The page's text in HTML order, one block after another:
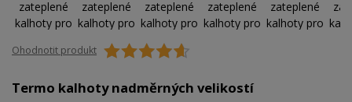
Ohodnotit produkt
Termo kalhoty nadměrných velikostí